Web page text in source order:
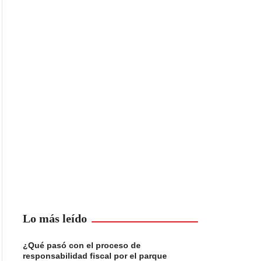
Lo más leído
¿Qué pasó con el proceso de
responsabilidad fiscal por el parque